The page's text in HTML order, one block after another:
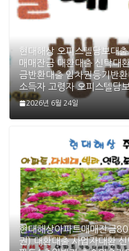
현대해상 오피스텔담보대
매매잔금 대환대출 신탁대
금반환대출 임차권등기반
소득자 고령자 오피스텔담
2026년 6월 24일
현대해상아파트매매잔금
권) 대환대출 사업자대환